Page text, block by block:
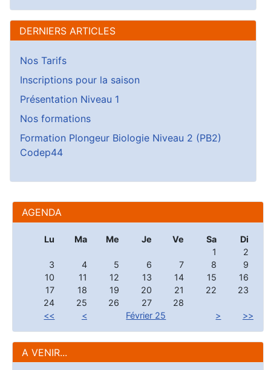
AGENDA
Lu Ma Me Je Ve Sa
Di
1
2
3
4 5 6 7 8
9
10
11 12 13 14 15
16
17
18 19 20 21 22
23
24
25 26 27
28
<<
< Février 25 > >>
A VENIR...
DERNIERS ARTICLES
Nos Tarifs
Inscriptions pour la saison
Présentation Niveau 1
Nos formations
Formation Plongeur Biologie Niveau 2 (PB2)
Codep44